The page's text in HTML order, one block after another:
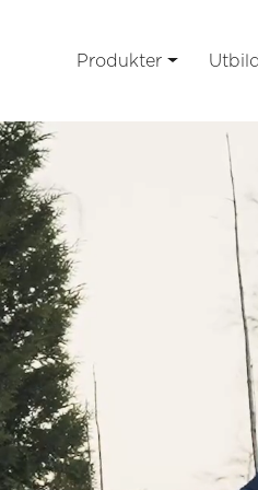
Produkter